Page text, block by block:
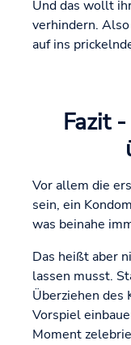
Und das wollt
verhindern.
auf ins
Fazit
Vor allem die
sein, ein
was beinahe
Das heißt aber
lassen musst.
Überziehen des
Vorspiel
Moment